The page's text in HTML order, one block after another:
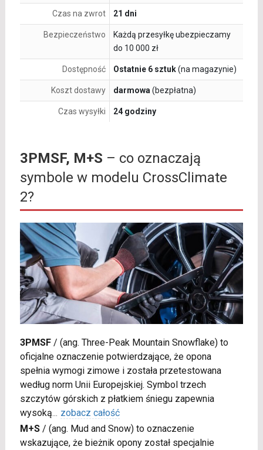
Czas na zwrot 21 dni
Bezpieczeństwo
Każdą przesyłkę ubezpieczamy
do 10 000 zł
Dostępność Ostatnie 6 sztuk(na magazynie)
Koszt dostawy darmowa (bezpłatna)
Czas wysyłki 24 godziny
3PMSF, M+S – co oznaczają
symbole w modelu CrossClimate
2?
3PMSF/ (ang. Three-Peak Mountain Snowflake) to
oficjalne oznaczenie potwierdzające, że opona
spełnia wymogi zimowe i została przetestowana
według norm Unii Europejskiej. Symbol trzech
szczytów górskich z płatkiem śniegu zapewnia
wysoką... zobacz całość
M+S/ (ang. Mud and Snow) to oznaczenie
wskazujące, że bieżnik opony został specjalnie